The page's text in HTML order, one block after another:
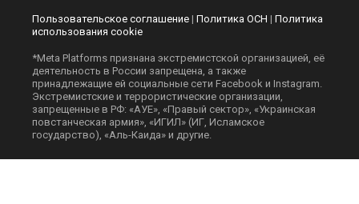
Пользовательское соглашение | Политика ОСН | Политика
использования cookie
*Meta Platforms признана экстремистской организацией, её
деятельность в России запрещена, а также
принадлежащие ей социальные сети Facebook и Instagram.
Экстремистские и террористические организации,
запрещенные в РФ: «АУЕ», «Правый сектор», «Украинская
повстанческая армия», «ИГИЛ» (ИГ, Исламское
государство), «Аль-Каида» и другие.